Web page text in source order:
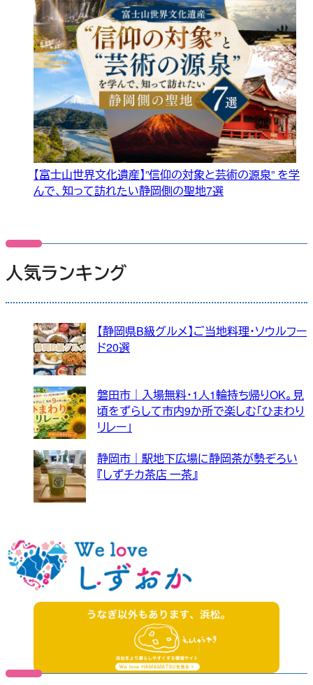
【富士山世界文化遺産】”信仰の対象と芸術の源泉” を学
んで、知って訪れたい静岡側の聖地7選
人気ランキング
【静岡県B級グルメ】ご当地料理・ソウルフー
ド20選
磐田市｜入場無料・1人1輪持ち帰りOK。見
頃をずらして市内9か所で楽しむ「ひまわり
リレー」
静岡市｜駅地下広場に静岡茶が勢ぞろい
『しずチカ茶店 一茶』